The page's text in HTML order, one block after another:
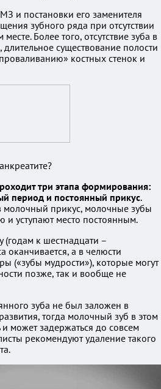
и постановки его заменителя
зубного ряда при отсутствии
Более того, отсутствие зуба в
длительное существование полости
костных стенок и
три этапа формирования:
период и постоянный прикус.
молочный прикус, молочные зубы
и уступают место постоянным.
(годам к шестнадцати –
оканчивается, а в челюсти
(«зубы мудрости»), которые могут
позже, так и вообще не
зуба не был заложен в
тогда молочный зуб в этом
может задержаться до совсем
рекомендуют удаление такого